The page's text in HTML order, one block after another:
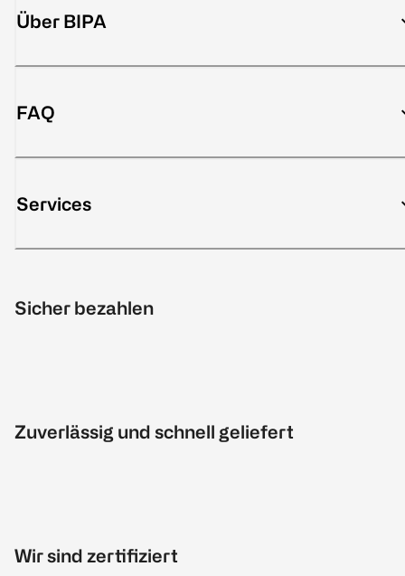
Über BIPA
FAQ
Services
Sicher bezahlen
Zuverlässig und schnell geliefert
Wir sind zertifiziert